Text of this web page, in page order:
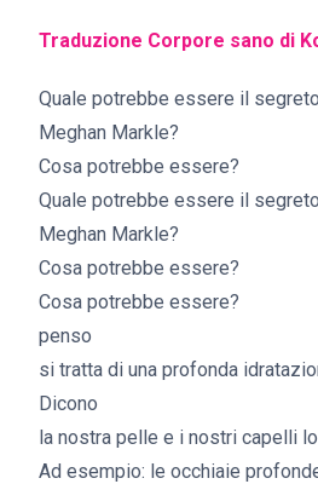
Traduzione Corpore sano di
Quale potrebbe essere il
Meghan Markle?
Cosa potrebbe essere?
Quale potrebbe essere il
Meghan Markle?
Cosa potrebbe essere?
Cosa potrebbe essere?
penso
si tratta di una profonda
Dicono
la nostra pelle e i nostri capelli
Ad esempio: le occhiaie